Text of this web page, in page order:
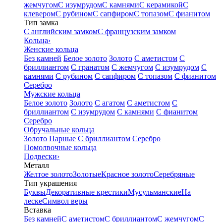
жемчугомС изумрудомС камнямиС керамикойС
клеверомС рубиномС сапфиромС топазомС фианитом
Тип замка
С английским замкомС французским замком
Кольца›
Женские кольца
Без камней Белое золото Золото С аметистом С
бриллиантом С гранатом С жемчугом С изумрудом С
камнями С рубином С сапфиром С топазом С фианитом
Серебро
Мужские кольца
Белое золото Золото С агатом С аметистом С
бриллиантом С изумрудом С камнями С фианитом
Серебро
Обручальные кольца
Золото Парные С бриллиантом Серебро
Помолвочные кольца
Подвески›
Металл
Желтое золотоЗолотыеКрасное золотоСеребряные
Тип украшения
БуквыДекоративные крестикиМусульманскиеНа
лескеСимвол веры
Вставка
Без камнейС аметистомС бриллиантомС жемчугомС